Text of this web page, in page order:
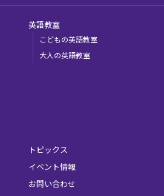
英語教室
こどもの英語教室
大人の英語教室
トピックス
イベント情報
お問い合わせ